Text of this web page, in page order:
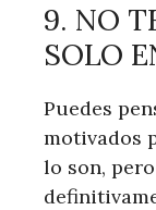
9. NO
SOLO
Puedes
motivados
lo son,